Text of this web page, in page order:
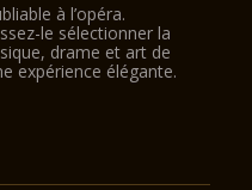
à l’opéra.
le sélectionner la
drame et art de
expérience élégante.